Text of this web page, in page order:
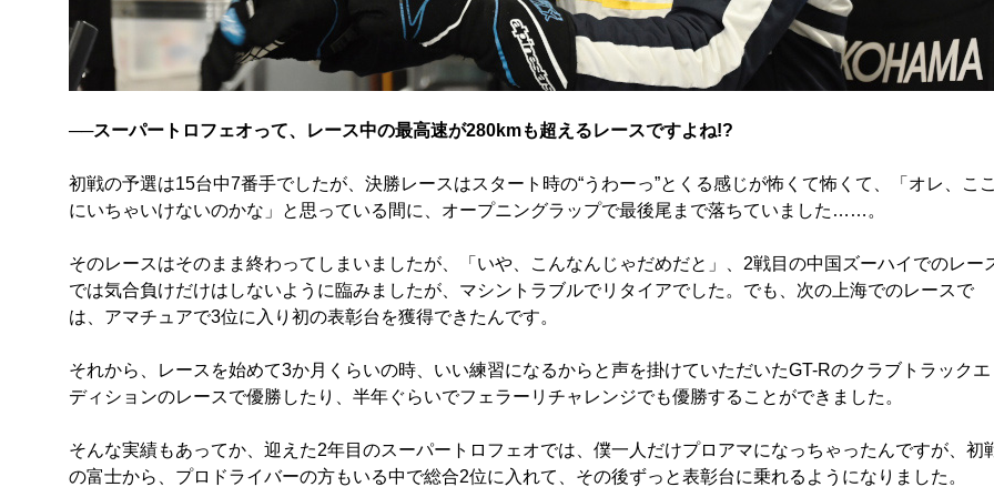
──スーパートロフェオって、レース中の最高速が280kmも超えるレースですよね!?
初戦の予選は15台中7番手でしたが、決勝レースはスタート時の“うわーっ”とくる感じが怖くて怖くて、「オレ、ここ
にいちゃいけないのかな」と思っている間に、オープニングラップで最後尾まで落ちていました……。
そのレースはそのまま終わってしまいましたが、「いや、こんなんじゃだめだと」、2戦目の中国ズーハイでのレー
では気合負けだけはしないように臨みましたが、マシントラブルでリタイアでした。でも、次の上海でのレースで
は、アマチュアで3位に入り初の表彰台を獲得できたんです。
それから、レースを始めて3か月くらいの時、いい練習になるからと声を掛けていただいたGT-Rのクラブトラックエ
ディションのレースで優勝したり、半年ぐらいでフェラーリチャレンジでも優勝することができました。
そんな実績もあってか、迎えた2年目のスーパートロフェオでは、僕一人だけプロアマになっちゃったんですが、初
の富士から、プロドライバーの方もいる中で総合2位に入れて、その後ずっと表彰台に乗れるようになりました。